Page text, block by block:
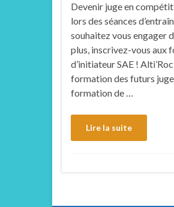
Devenir juge en
lors des séances
souhaitez vous engager
plus, inscrivez-vous aux
d’initiateur SAE !
formation des futurs
formation de …
Lire la suite